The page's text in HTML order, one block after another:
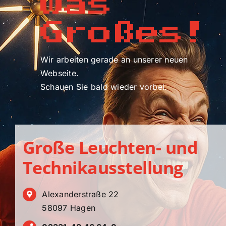
Großes!
Wir arbeiten gerade an unserer neuen
Webseite.
Schauen Sie bald wieder vorbei.
Große Leuchten- und
Technikausstellung
Alexanderstraße 22
58097 Hagen